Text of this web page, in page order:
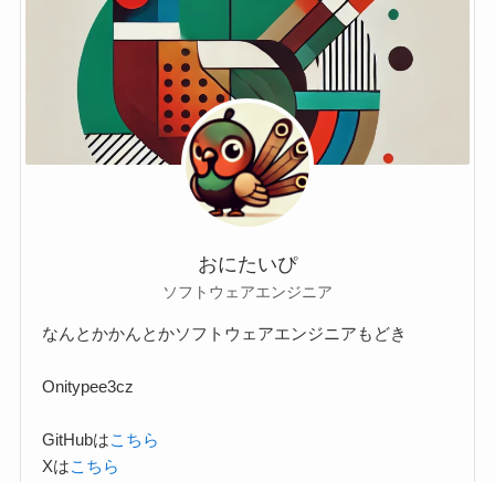
おにたいぴ
ソフトウェアエンジニア
なんとかかんとかソフトウェアエンジニアもどき
Onitypee3cz
GitHubはこちら
Xはこちら